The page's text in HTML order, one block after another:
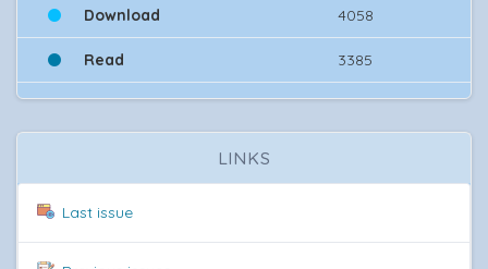
Download 4058
Read 3385
LINKS
Last issue